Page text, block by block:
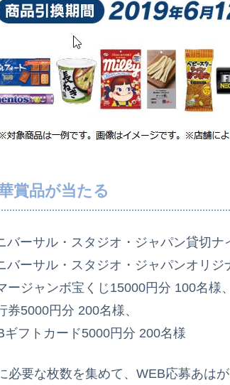
賞品が当たる
バーサル・スタジオ・ジャパン貸切ナ
バーサル・スタジオ・ジャパンオリジ
ージャンボ宝くじ15000円分 100名様、
券5000円分 200名様、
ギフトカード5000円分 200名様
必要な枚数を集めて、WEB応募あは